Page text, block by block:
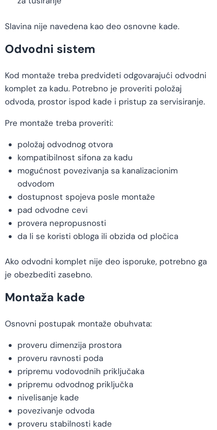
Slavina nije navedena kao deo osnovne kade.
Odvodni sistem
Kod montaže treba predvideti odgovarajući odvodni
komplet za kadu. Potrebno je proveriti položaj
odvoda, prostor ispod kade i pristup za servisiranje.
Pre montaže treba proveriti:
položaj odvodnog otvora
kompatibilnost sifona za kadu
mogućnost povezivanja sa kanalizacionim
odvodom
dostupnost spojeva posle montaže
pad odvodne cevi
provera nepropusnosti
da li se koristi obloga ili obzida od pločica
Ako odvodni komplet nije deo isporuke, potrebno ga
je obezbediti zasebno.
Montaža kade
Osnovni postupak montaže obuhvata:
proveru dimenzija prostora
proveru ravnosti poda
pripremu vodovodnih priključaka
pripremu odvodnog priključka
nivelisanje kade
povezivanje odvoda
proveru stabilnosti kade